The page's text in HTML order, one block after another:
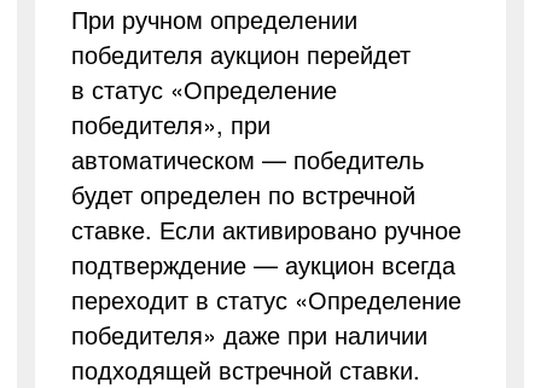
При ручном определении
победителя аукцион перейдет
в статус «Определение
победителя», при
автоматическом — победитель
будет определен по встречной
ставке. Если активировано ручное
подтверждение — аукцион всегда
переходит в статус «Определение
победителя» даже при наличии
подходящей встречной ставки.